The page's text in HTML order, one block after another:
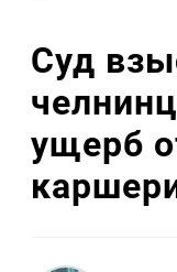
Суд
ущерб